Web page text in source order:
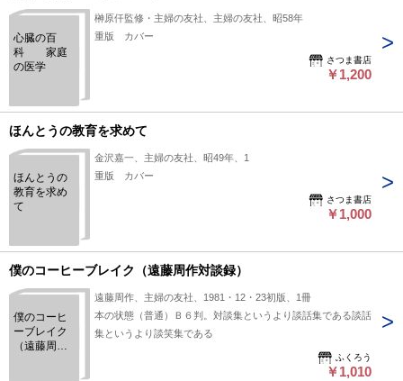
心臓の百
科 家庭
の医学
榊原仟監修・主婦の友社、主婦の友社、昭58年
重版 カバー
さつま書店
￥1,200
ほんとうの教育を求めて
ほんとうの
教育を求め
て
金沢嘉一、主婦の友社、昭49年、1
重版 カバー
さつま書店
￥1,000
僕のコーヒーブレイク（遠藤周作対談録）
僕のコーヒ
ーブレイク
（遠藤周作
遠藤周作、主婦の友社、1981・12・23初版、1冊
本の状態（普通）Ｂ６判。対談集というより談話集である談話
集というより談笑集である
ふくろう
￥1,010